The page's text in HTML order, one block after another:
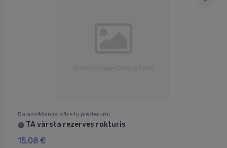
Balansēšanas vārstu piederumi
⬤ TA vārsta rezerves rokturis
15.08 €